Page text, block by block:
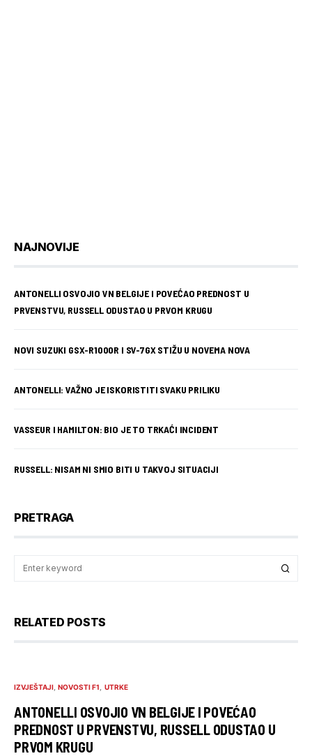
NAJNOVIJE
ANTONELLI OSVOJIO VN BELGIJE I POVEĆAO PREDNOST U
PRVENSTVU, RUSSELL ODUSTAO U PRVOM KRUGU
NOVI SUZUKI GSX-R1000R I SV-7GX STIŽU U NOVEMA NOVA
ANTONELLI: VAŽNO JE ISKORISTITI SVAKU PRILIKU
VASSEUR I HAMILTON: BIO JE TO TRKAĆI INCIDENT
RUSSELL: NISAM NI SMIO BITI U TAKVOJ SITUACIJI
PRETRAGA
RELATED POSTS
IZVJEŠTAJI NOVOSTI F1 UTRKE
ANTONELLI OSVOJIO VN BELGIJE I POVEĆAO
PREDNOST U PRVENSTVU, RUSSELL ODUSTAO U
PRVOM KRUGU